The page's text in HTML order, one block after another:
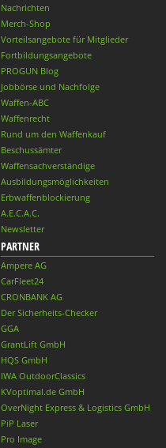
Nachrichten
Merch-Shop
Vorteilsangebote für Mitglieder
Fortbildungsangebote
PROGUN Blog
Jobbörse und Nachfolge
Waffen-ABC
Waffenrecht
Rund um den Waffenkauf
Beschussämter
Waffensachverständige
Ausbildungsmöglichkeiten
Erbwaffenblockierung
A.E.C.A.C.
Newsletter
PARTNER
Ampere AG
CarFleet24
CRONBANK AG
Der Sicherheits-Checker
GGA
GrantLift GmbH
HQS GmbH
IWA OutdoorClassics
KVoptimal.de GmbH
OverNight Express & Logistics GmbH
PiP Laser
Pro Image